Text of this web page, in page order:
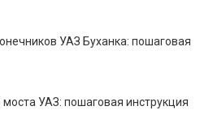
УАЗ Буханка: пошаговая
моста УАЗ: пошаговая инструкция